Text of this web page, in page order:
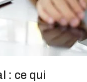
: ce qui